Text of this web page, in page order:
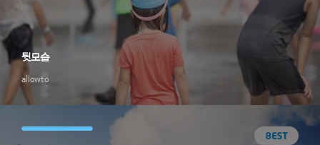
allowto
뒷모습